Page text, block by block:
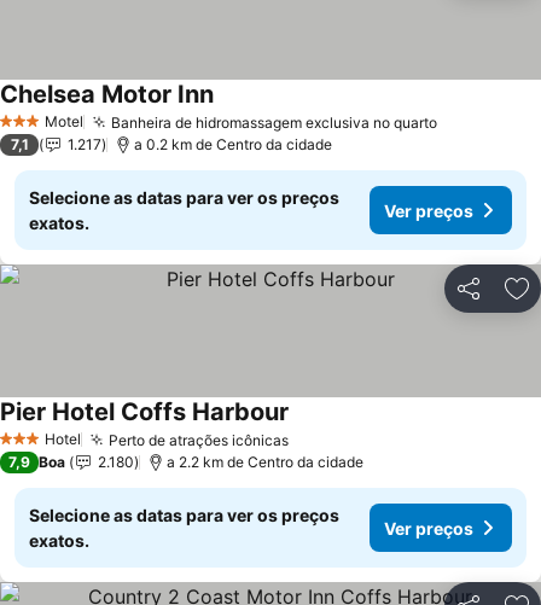
3 EstrelasMotel Banheira de hidromassagem exclusiva no quartoVer preços
Chelsea Motor InnVer preços
7,1 1.217 a 0.2 km de Centro da cidade
Selecione as datas para ver os preços
exatos.
Ver preços
Partilhar
3 EstrelasHotel Perto de atrações icônicasVer preços
Pier Hotel Coffs Harbour
7,9 Boa 2.180 a 2.2 km de Centro da cidade
Selecione as datas para ver os preços
exatos.
Ver preços